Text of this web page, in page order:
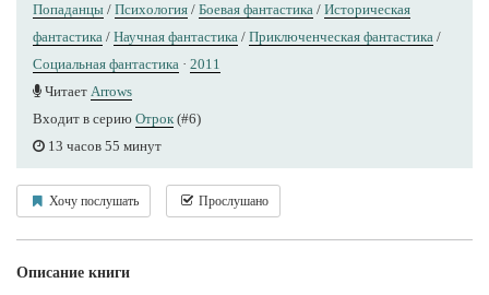
Попаданцы / Психология / Боевая фантастика / Историческая
фантастика / Научная фантастика / Приключенческая фантастика /
Социальная фантастика · 2011
Читает Arrows
Входит в серию Отрок (#6)
13 часов 55 минут
Хочу послушать Прослушано
Описание книги